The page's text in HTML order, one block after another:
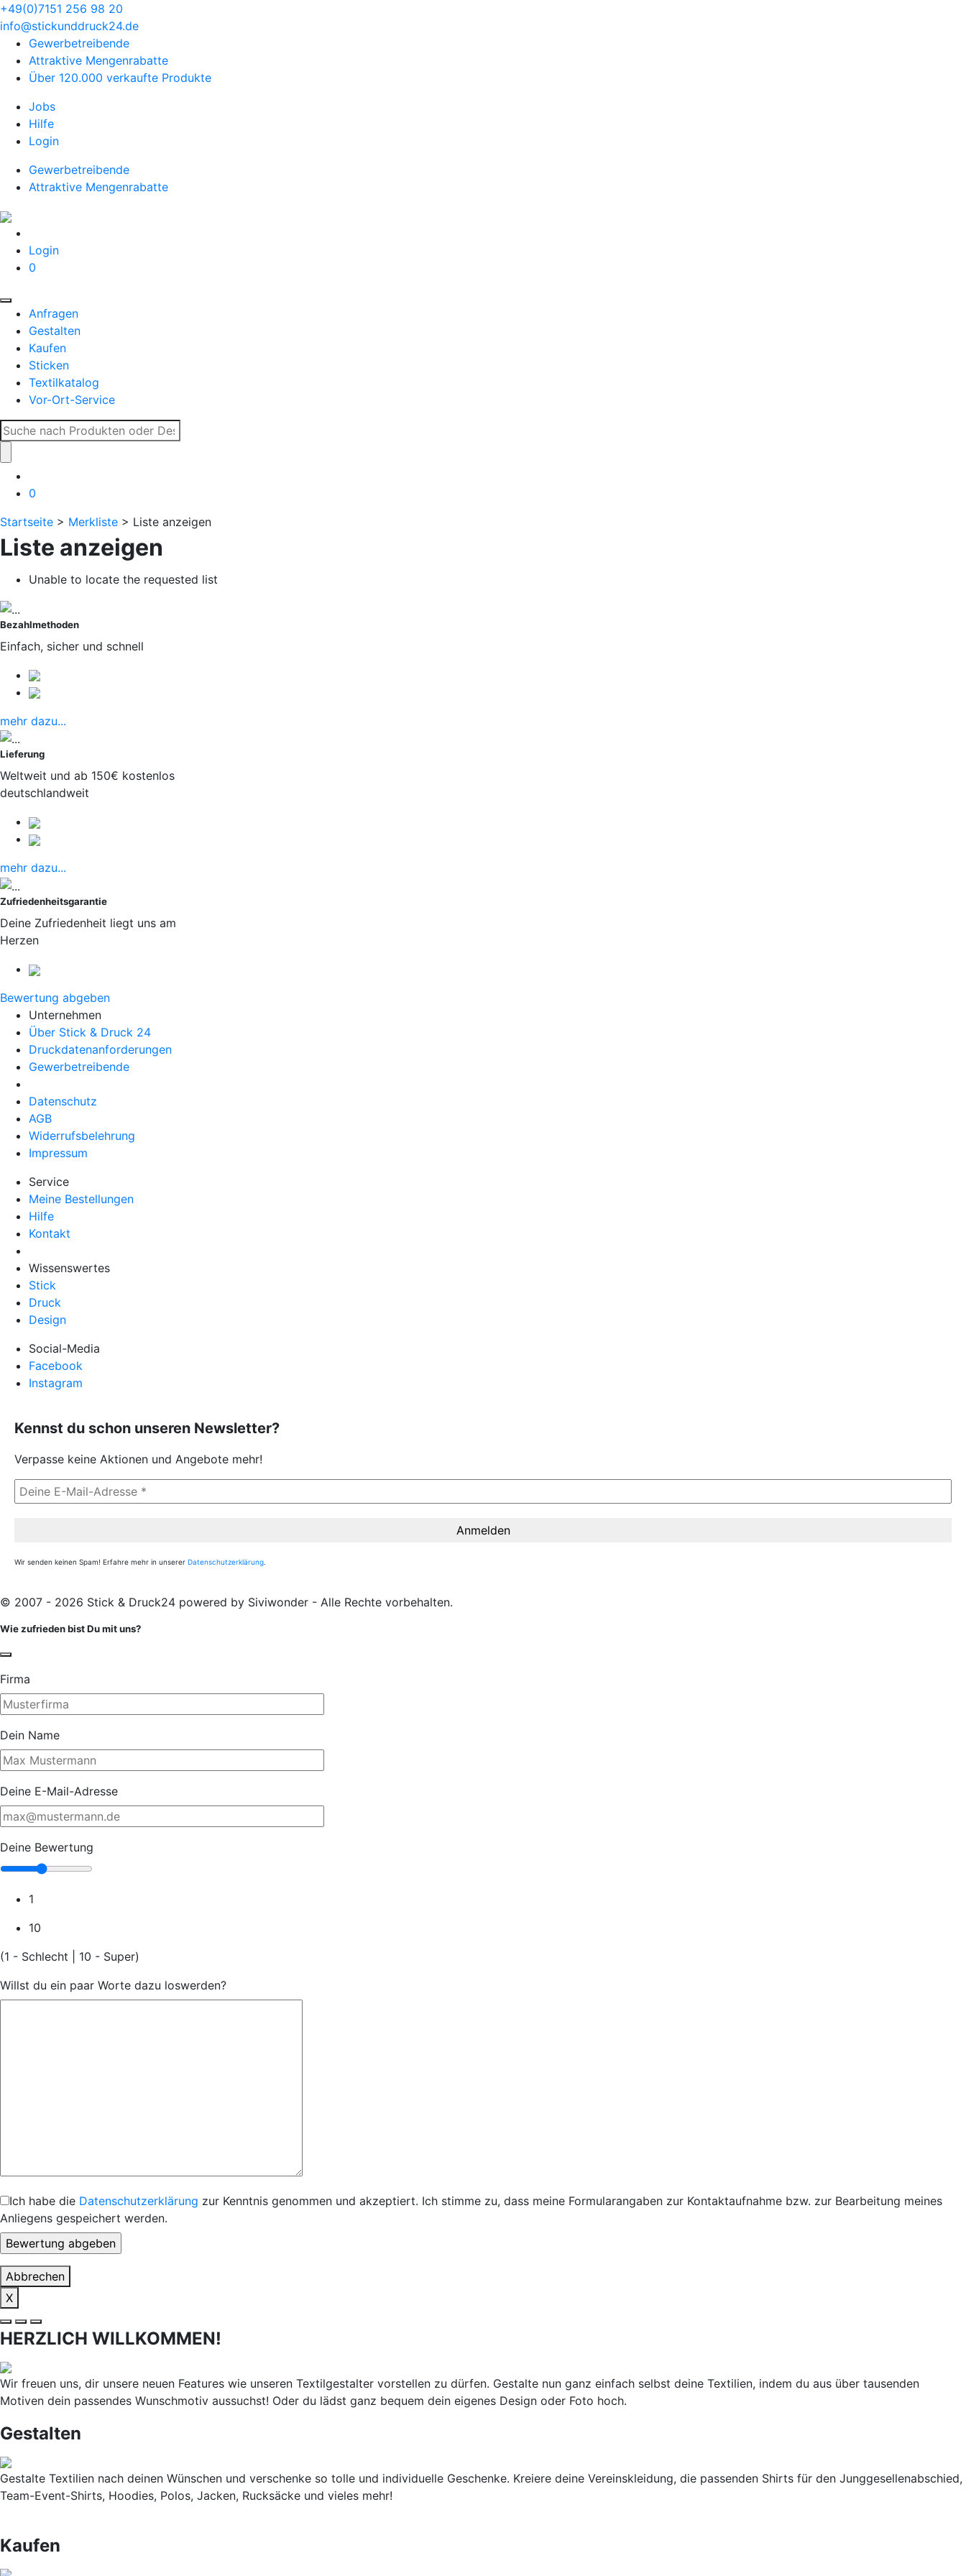
+49(0)7151 256 98 20‬
info@stickunddruck24.de
Gewerbetreibende
Attraktive Mengenrabatte
Über 120.000 verkaufte Produkte
Jobs
Hilfe
Login
Gewerbetreibende
Attraktive Mengenrabatte
Login
0
Anfragen
Gestalten
Kaufen
Sticken
Textilkatalog
Vor-Ort-Service
Suche
nach:
0
Startseite > Merkliste > Liste anzeigen
Liste anzeigen
Unable to locate the requested list
Bezahlmethoden
Einfach, sicher und schnell
mehr dazu...
Lieferung
Weltweit und ab 150€ kostenlos
deutschlandweit
mehr dazu...
Zufriedenheitsgarantie
Deine Zufriedenheit liegt uns am
Herzen
Bewertung abgeben
Unternehmen
Über Stick & Druck 24
Druckdatenanforderungen
Gewerbetreibende
Datenschutz
AGB
Widerrufsbelehrung
Impressum
Service
Meine Bestellungen
Hilfe
Kontakt
Wissenswertes
Stick
Druck
Design
Social-Media
Facebook
Instagram
Kennst du schon unseren Newsletter?
Verpasse keine Aktionen und Angebote mehr!
Wir senden keinen Spam! Erfahre mehr in unserer Datenschutzerklärung.
© 2007 - 2026 Stick & Druck24 powered by Siviwonder - Alle Rechte vorbehalten.
Wie zufrieden bist Du mit uns?
Firma
Dein Name
Deine E-Mail-Adresse
Deine Bewertung
1
10
(1 - Schlecht | 10 - Super)
Willst du ein paar Worte dazu loswerden?
Ich habe die Datenschutzerklärung zur Kenntnis genommen und akzeptiert. Ich stimme zu, dass meine Formularangaben zur Kontaktaufnahme bzw. zur Bearbeitung meines
Anliegens gespeichert werden.
Abbrechen
X
HERZLICH WILLKOMMEN!
Wir freuen uns, dir unsere neuen Features wie unseren Textilgestalter vorstellen zu dürfen. Gestalte nun ganz einfach selbst deine Textilien, indem du aus über tausenden
Motiven dein passendes Wunschmotiv aussuchst! Oder du lädst ganz bequem dein eigenes Design oder Foto hoch.
Gestalten
Gestalte Textilien nach deinen Wünschen und verschenke so tolle und individuelle Geschenke. Kreiere deine Vereinskleidung, die passenden Shirts für den Junggesellenabschied,
Team-Event-Shirts, Hoodies, Polos, Jacken, Rucksäcke und vieles mehr!
Kaufen